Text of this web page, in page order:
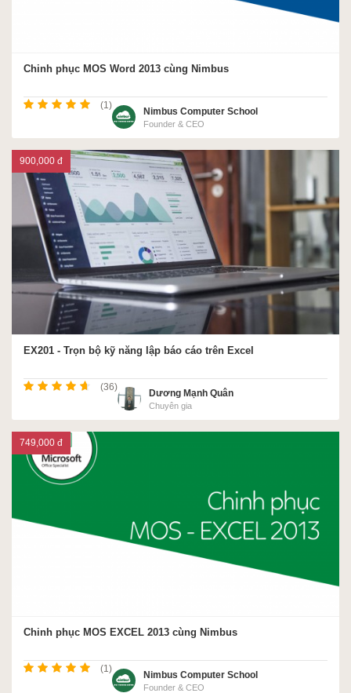
Chinh phục MOS Word 2013 cùng Nimbus
(1)
Nimbus Computer School
Founder & CEO
EX201 - Trọn bộ kỹ năng lập báo cáo trên Excel
(36)
Dương Mạnh Quân
Chuyên gia
900,000 đ
Chinh phục MOS EXCEL 2013 cùng Nimbus
(1)
Nimbus Computer School
Founder & CEO
749,000 đ